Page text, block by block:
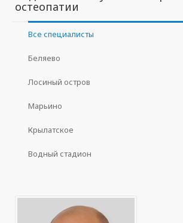
остеопатии
Все специалисты
Беляево
Лосиный остров
Марьино
Крылатское
Водный стадион